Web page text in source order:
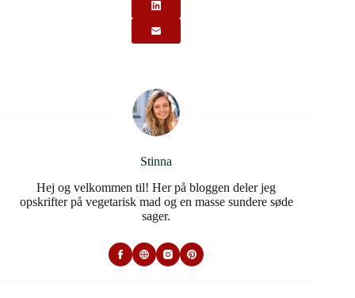
Stinna
Hej og velkommen til! Her på bloggen deler jeg
opskrifter på vegetarisk mad og en masse sundere søde
sager.